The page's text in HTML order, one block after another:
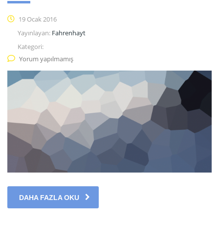
19 Ocak 2016
Yayınlayan: Fahrenhayt
Kategori:
Yorum yapılmamış
DAHA FAZLA OKU